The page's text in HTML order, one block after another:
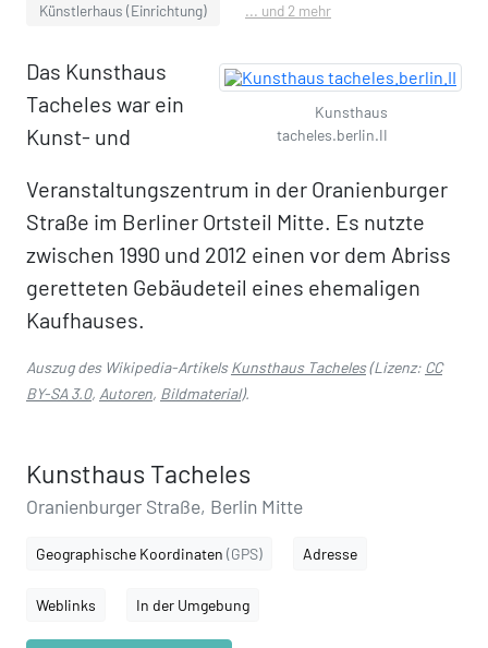
Künstlerhaus (Einrichtung) ... und 2 mehr
Kunsthaus
tacheles.berlin.II
Das Kunsthaus
Tacheles war ein
Kunst- und
Veranstaltungszentrum in der Oranienburger
Straße im Berliner Ortsteil Mitte. Es nutzte
zwischen 1990 und 2012 einen vor dem Abriss
geretteten Gebäudeteil eines ehemaligen
Kaufhauses.
Auszug des Wikipedia-ArtikelsKunsthaus Tacheles(Lizenz: CC
BY-SA 3.0, Autoren, Bildmaterial).
Kunsthaus Tacheles
Oranienburger Straße, Berlin Mitte
Geographische Koordinaten (GPS) Adresse
Weblinks In der Umgebung